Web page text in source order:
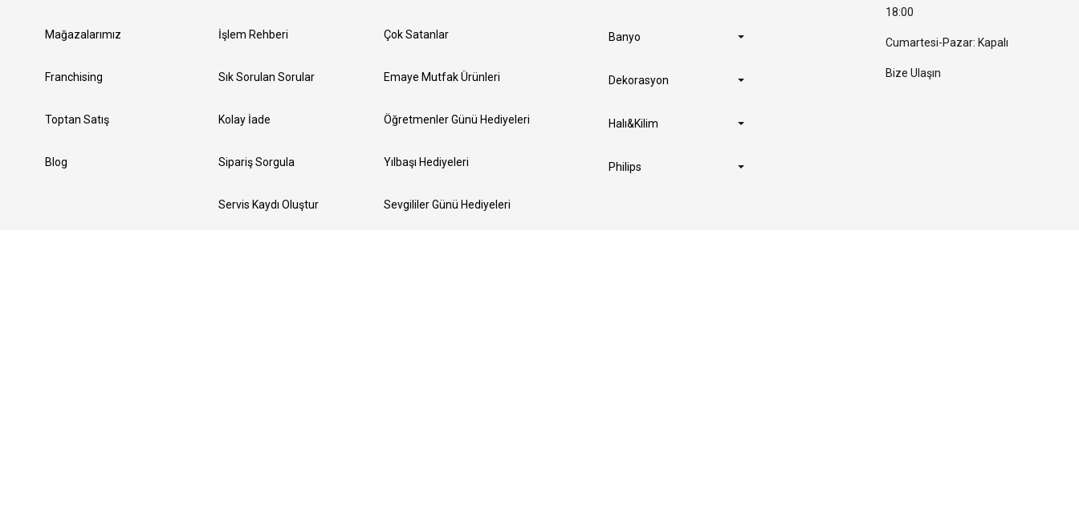
Mağazalarımız
Franchising
Toptan Satış
Blog
İşlem Rehberi
Sık Sorulan Sorular
Kolay İade
Sipariş Sorgula
Servis Kaydı Oluştur
Çok Satanlar
Emaye Mutfak Ürünleri
Öğretmenler Günü Hediyeleri
Yılbaşı Hediyeleri
Sevgililer Günü Hediyeleri
Banyo
Dekorasyon
Halı&Kilim
Philips
18:00
Cumartesi-Pazar: Kapalı
Bize Ulaşın